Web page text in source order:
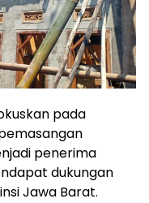
pada
penerima
dukungan
Jawa Barat.